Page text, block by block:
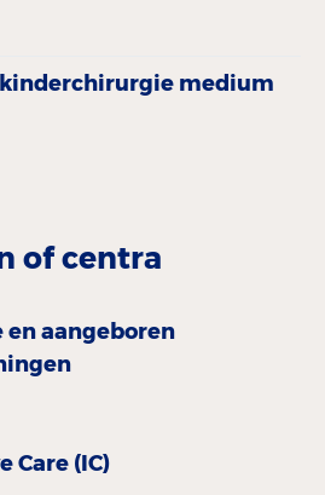
medium
of centra
en aangeboren
Care (IC)